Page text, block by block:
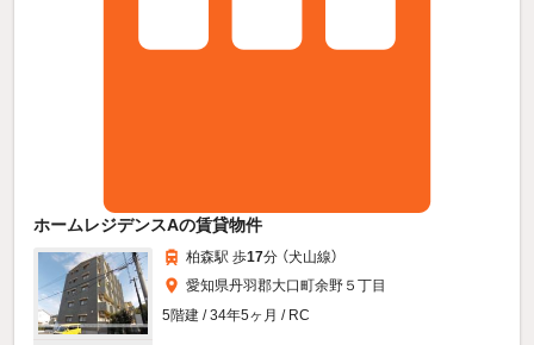
ホームレジデンスAの賃貸物件
柏森駅 歩17分 （犬山線）
愛知県丹羽郡大口町余野５丁目
5階建 / 34年5ヶ月 / RC